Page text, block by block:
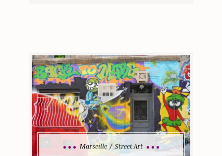
Marseille Street Art